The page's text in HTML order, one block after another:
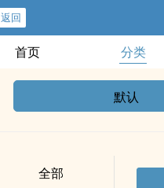
返回
首页 分类
默认
全部